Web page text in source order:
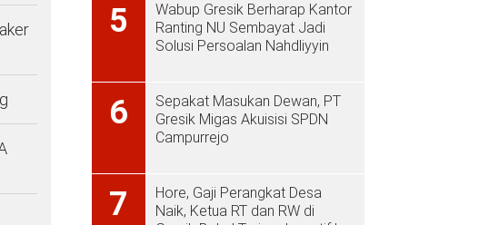
5
Wabup Gresik Berharap Kantor
Ranting NU Sembayat Jadi
Solusi Persoalan Nahdliyyin
6
Sepakat Masukan Dewan, PT
Gresik Migas Akuisisi SPDN
Campurrejo
7
Hore, Gaji Perangkat Desa
Naik, Ketua RT dan RW di